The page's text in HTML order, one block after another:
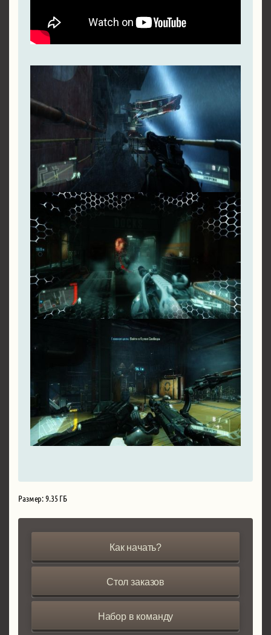
Размер: 9.35 ГБ
Как начать?
Стол заказов
Набор в команду